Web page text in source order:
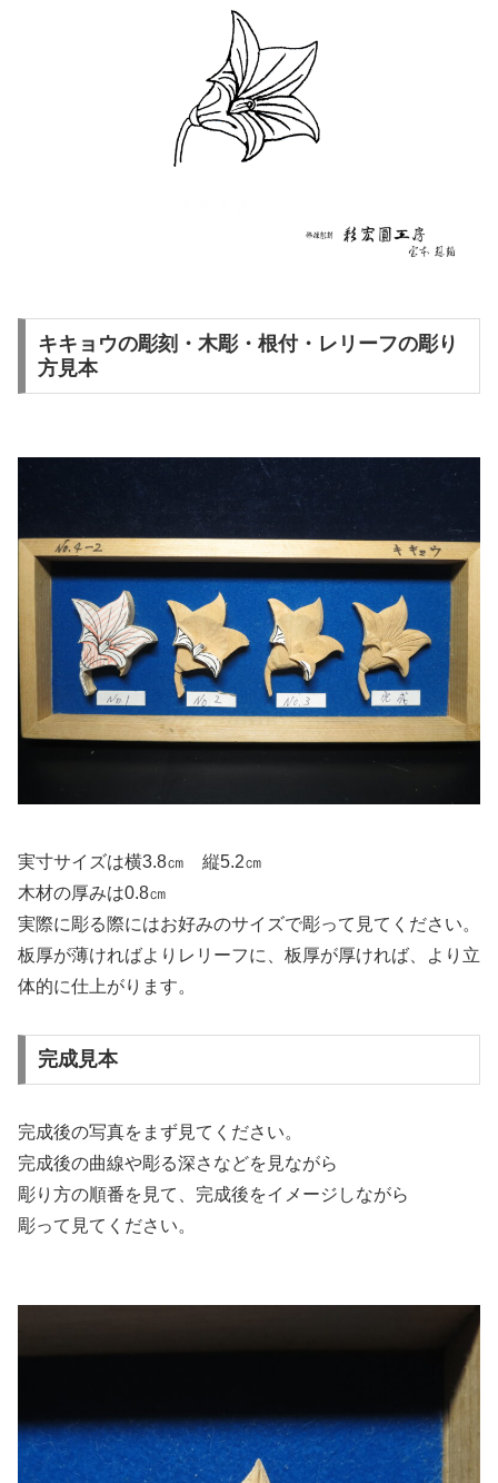
キキョウの彫刻・木彫・根付・レリーフの彫り
方見本
実寸サイズは横3.8㎝ 縦5.2㎝
木材の厚みは0.8㎝
実際に彫る際にはお好みのサイズで彫って見てください。
板厚が薄ければよりレリーフに、板厚が厚ければ、より立
体的に仕上がります。
完成見本
完成後の写真をまず見てください。
完成後の曲線や彫る深さなどを見ながら
彫り方の順番を見て、完成後をイメージしながら
彫って見てください。